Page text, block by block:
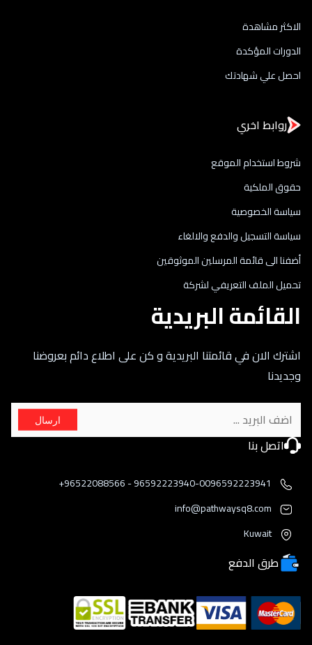
الاكثر مشاهدة
الدورات المؤكدة
احصل علي شهادتك
روابط اخري
شروط استخدام الموقع
حقوق الملكية
سياسة الخصوصية
سياسة التسجيل والدفع والالغاء
أضفنا الى قائمة المرسلين الموثوقين
تحميل الملف التعريفي لشركة
القائمة البريدية
اشترك الان في قائمتنا البريدية و كن على اطلاع دائم بعروضنا
وجديدنا
ارسال
اتصل بنا
96592223940-0096592223941 - 96522088566+
info@pathwaysq8.com
Kuwait
طرق الدفع